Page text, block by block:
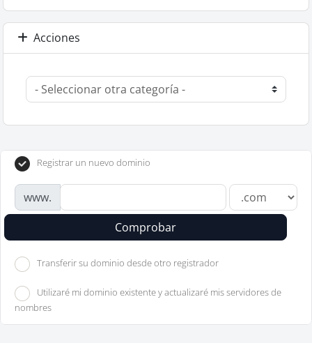
Acciones
Registrar un nuevo dominio
www.
Comprobar
Transferir su dominio desde otro registrador
Utilizaré mi dominio existente y actualizaré mis servidores de
nombres